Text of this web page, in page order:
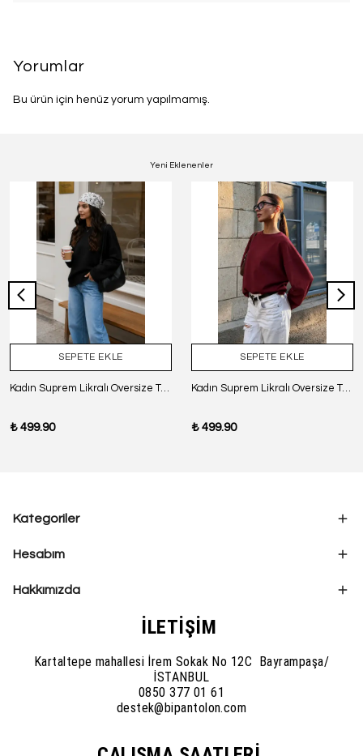
Yorumlar
Bu ürün için henüz yorum yapılmamış.
Yeni Eklenenler
SEPETE EKLE
Kadın Suprem Likralı Oversize T-Shirt - SİYAH
₺ 499.90
SEPETE EKLE
Kadın Suprem Likralı Oversize T-Shirt - BORDO
₺ 499.90
Kategoriler
Hesabım
Hakkımızda
İLETİŞİM
Kartaltepe mahallesi İrem Sokak No 12C Bayrampaşa/
İSTANBUL
0850 377 01 61
destek@bipantolon.com